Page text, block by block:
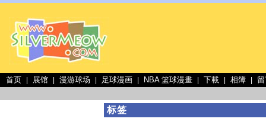
首页 展馆 漫游球场 足球漫画 NBA 篮球漫畫 下載 相簿
标签